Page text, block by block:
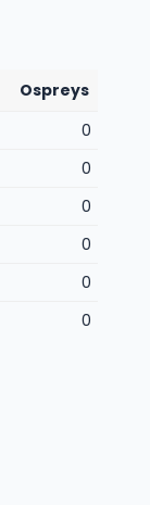
Ospreys
0
0
0
0
0
0